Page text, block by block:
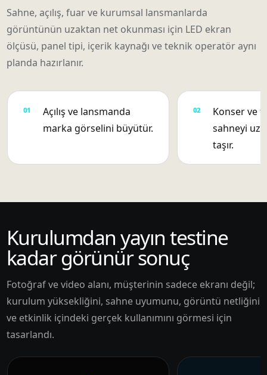
Sahne, açılış, fuar ve kurumsal lansmanlarda
görüntünün uzaktan net okunması için LED ekran
ölçüsü, panel tipi, içerik kaynağı ve teknik operatör aynı
planda hazırlanır.
Açılış ve lansmanda
marka görselini büyütür.
Konser ve
sahneyi
taşır.
Kurulumdan yayın testine
kadar görünür sonuç
Fotoğraf ve video alanı, müşterinin sadece ekranı değil;
kurulum yüksekliğini, sahne uyumunu, görüntü netliğini
ve etkinlik içindeki gerçek kullanımını görmesi için
tasarlandı.